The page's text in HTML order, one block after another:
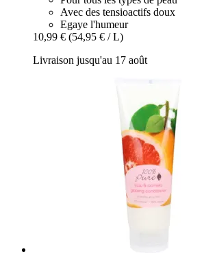
Avec des tensioactifs doux
Egaye l'humeur
10,99 € (54,95 € / L)
Livraison jusqu'au 17 août